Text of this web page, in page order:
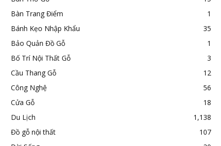
Bàn Trang Điểm
1
Bánh Kẹo Nhập Khẩu
35
Bảo Quản Đồ Gỗ
1
Bố Trí Nội Thất Gỗ
3
Cầu Thang Gỗ
12
Công Nghệ
56
Cửa Gỗ
18
Du Lịch
1,138
Đồ gỗ nội thất
107